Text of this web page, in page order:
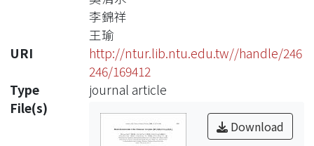
李錦祥
王瑜
URI
http://ntur.lib.ntu.edu.tw//handle/246
246/169412
Type
journal article
File(s)
Download